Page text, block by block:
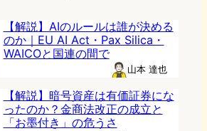
【解説】AIのルールは誰が決める
のか｜EU AI Act・Pax Silica・
WAICOと国連の間で
山本 達也
【解説】暗号資産は有価証券にな
ったのか？金商法改正の成立と
「お墨付き」の危うさ